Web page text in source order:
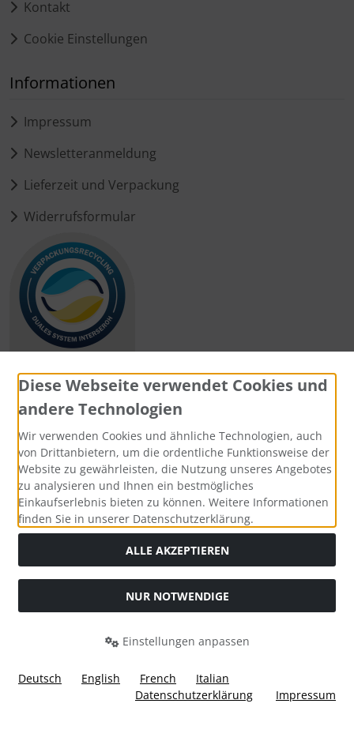
Kontakt
Cookie Einstellungen
Informationen
Impressum
Newsletteranmeldung
Lieferzeit und Verpackung
Widerrufsformular
Zahlungsmethoden
Social Media
Widerrufsformular
Diese Webseite verwendet Cookies und
andere Technologien
Wir verwenden Cookies und ähnliche Technologien, auch
von Drittanbietern, um die ordentliche Funktionsweise der
Website zu gewährleisten, die Nutzung unseres Angebotes
zu analysieren und Ihnen ein bestmögliches
Einkaufserlebnis bieten zu können. Weitere Informationen
finden Sie in unserer Datenschutzerklärung.
ALLE AKZEPTIEREN
NUR NOTWENDIGE
Einstellungen anpassen
Deutsch English French
Italian
Datenschutzerklärung
Impressum